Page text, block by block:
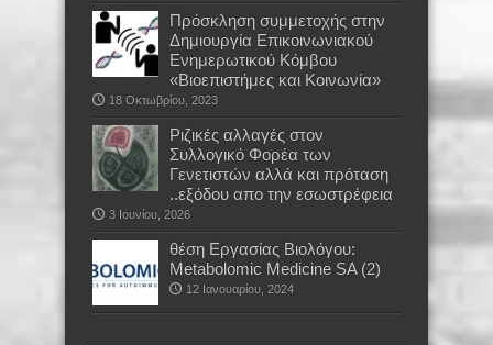
Πρόσκληση συμμετοχής στην
Δημιουργία Επικοινωνιακού
Ενημερωτικού Κόμβου
«Βιοεπιστήμες και Κοινωνία»
18 Οκτωβρίου, 2023
Ριζικές αλλαγές στον
Συλλογικό Φορέα των
Γενετιστών αλλά και πρόταση
..εξόδου απο την εσωστρέφεια
3 Ιουνίου, 2026
θέση Εργασίας Βιολόγου:
Metabolomic Medicine SA (2)
12 Ιανουαρίου, 2024